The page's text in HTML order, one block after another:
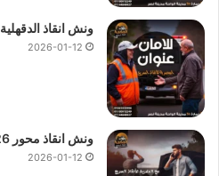
ونش انقاذ الدقهلية
2026-01-12
ونش انقاذ محور 26 يوليو
2026-01-12